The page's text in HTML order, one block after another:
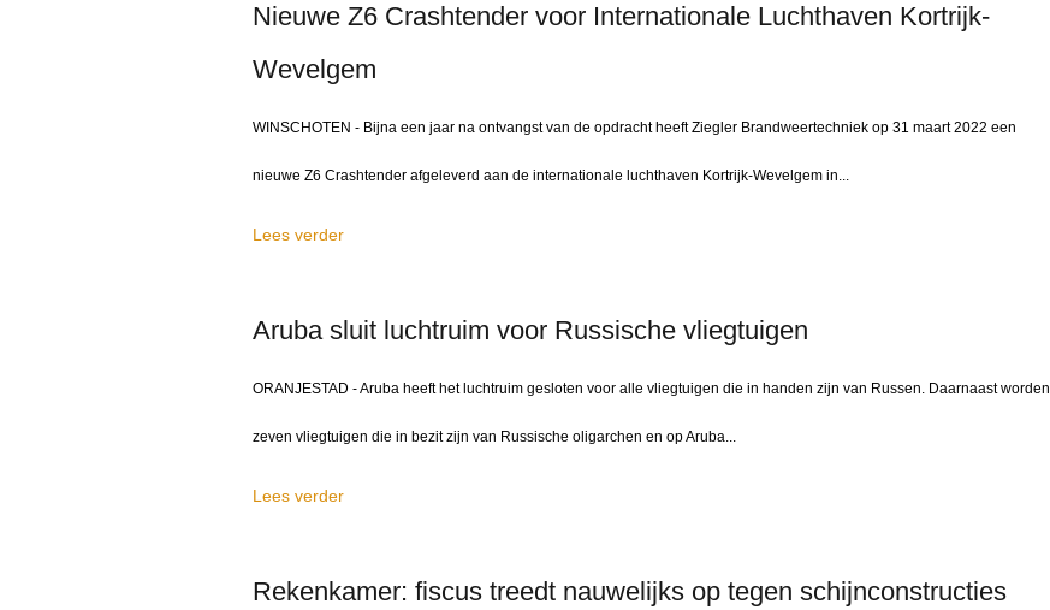
Nieuwe Z6 Crashtender voor Internationale Luchthaven Kortrijk-
Wevelgem
WINSCHOTEN - Bijna een jaar na ontvangst van de opdracht heeft Ziegler Brandweertechniek op 31 maart 2022 een
nieuwe Z6 Crashtender afgeleverd aan de internationale luchthaven Kortrijk-Wevelgem in...
Lees verder
Aruba sluit luchtruim voor Russische vliegtuigen
ORANJESTAD - Aruba heeft het luchtruim gesloten voor alle vliegtuigen die in handen zijn van Russen. Daarnaast worden
zeven vliegtuigen die in bezit zijn van Russische oligarchen en op Aruba...
Lees verder
Rekenkamer: fiscus treedt nauwelijks op tegen schijnconstructies